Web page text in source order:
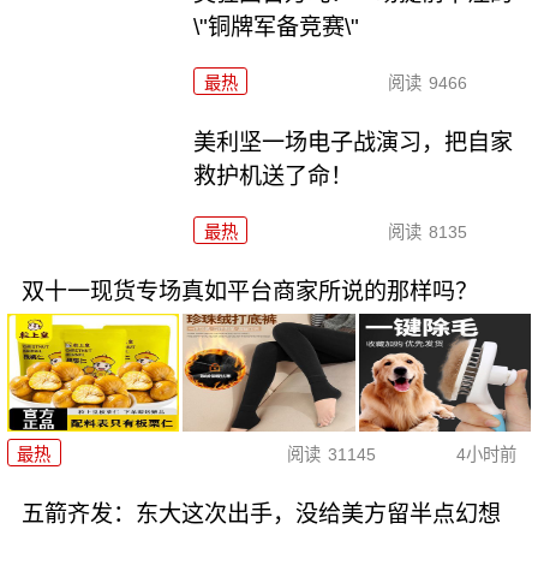
\"铜牌军备竞赛\"
最热 阅读 9466
美利坚一场电子战演习，把自家
救护机送了命！
最热 阅读 8135
双十一现货专场真如平台商家所说的那样吗？
最热 阅读 31145 4小时前
五箭齐发：东大这次出手，没给美方留半点幻想